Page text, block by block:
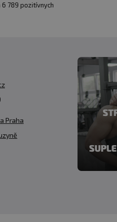
30min před tréninkem.
6 789 pozitívnych
Praha